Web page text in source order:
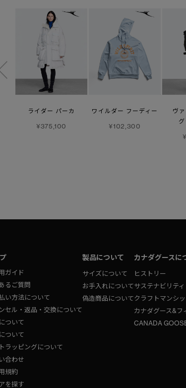
ライダー パーカ
¥375,100
ワイルダー フーディー
¥102,300
ヴ
ガイド
るご質問
い方法について
セル・返品・交換について
ついて
ついて
ラッピングについて
合わせ
規約
を探す
製品について
サイズについて
お手入れについて
偽造商品について
カナダグースに
ヒストリー
サステナビリティ
クラフトマンシ
カナダグース&フ
CANADA